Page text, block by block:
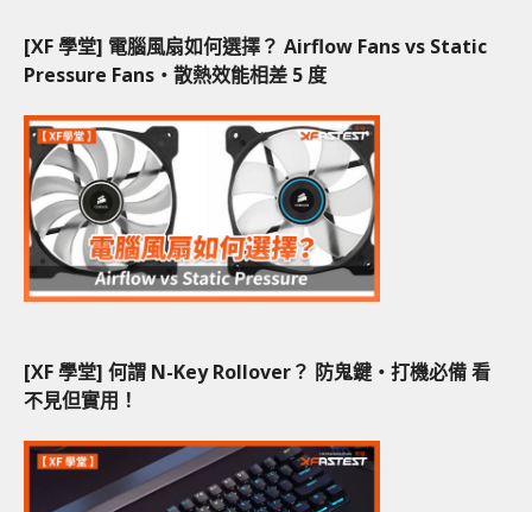
[XF 學堂] 電腦風扇如何選擇？ Airflow Fans vs Static
Pressure Fans‧散熱效能相差 5 度
[XF 學堂] 何謂 N-Key Rollover？ 防鬼鍵‧打機必備 看
不見但實用！